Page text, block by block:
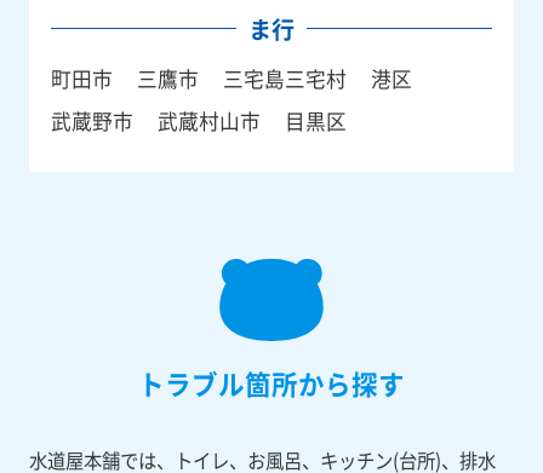
ま行
町田市 三鷹市 三宅島三宅村
港区
武蔵野市
武蔵村山市 目黒区
トラブル箇所から探す
水道屋本舗では、トイレ、お風呂、キッチン(台所)、排水